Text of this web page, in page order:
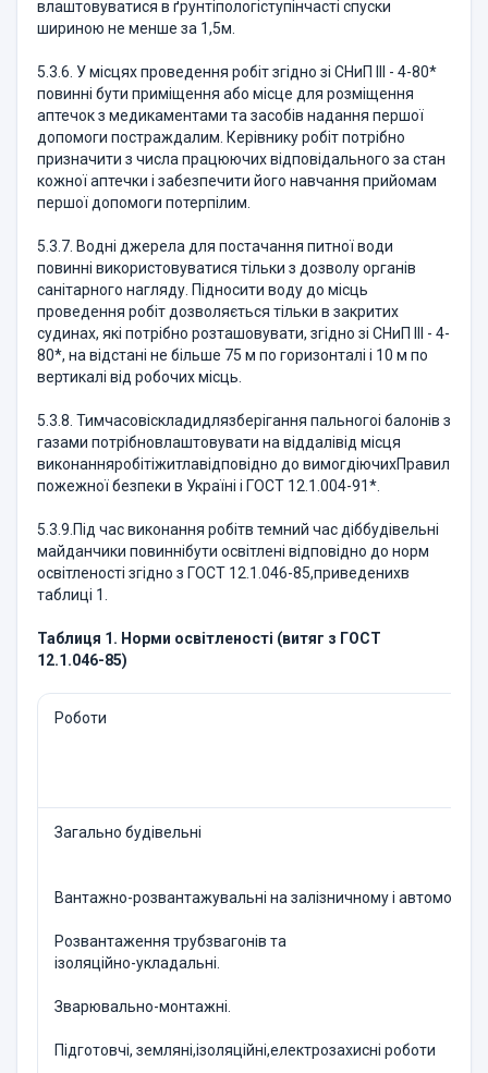
влаштовуватися в ґрунтіпологіступінчасті спуски
шириною не менше за 1,5м.
5.3.6. У місцях проведення робіт згідно зі СНиП ІІІ - 4-80*
повинні бути приміщення або місце для розміщення
аптечок з медикаментами та засобів надання першої
допомоги постраждалим. Керівнику робіт потрібно
призначити з числа працюючих відповідального за стан
кожної аптечки і забезпечити його навчання прийомам
першої допомоги потерпілим.
5.3.7. Водні джерела для постачання питної води
повинні використовуватися тільки з дозволу органів
санітарного нагляду. Підносити воду до місць
проведення робіт дозволяється тільки в закритих
судинах, які потрібно розташовувати, згідно зі СНиП ІІІ - 4-
80*, на відстані не більше 75 м по горизонталі і 10 м по
вертикалі від робочих місць.
5.3.8. Тимчасовіскладидлязберігання пальногоі балонів з
газами потрібновлаштовувати на віддалівід місця
виконанняробітіжитлавідповідно до вимогдіючихПравил
пожежної безпеки в Україні і ГОСТ 12.1.004-91*.
5.3.9.Під час виконання робітв темний час діббудівельні
майданчики повиннібути освітлені відповідно до норм
освітленості згідно з ГОСТ 12.1.046-85,приведенихв
таблиці 1.
Таблиця 1. Норми освітленості (витяг з ГОСТ
12.1.046-85)
Роботи
Загально будівельні
Вантажно-розвантажувальні на залізничному і
Розвантаження трубзвагонів та
ізоляційно-укладальні.
Зварювально-монтажні.
Підготовчі, земляні,ізоляційні,електрозахисні роботи